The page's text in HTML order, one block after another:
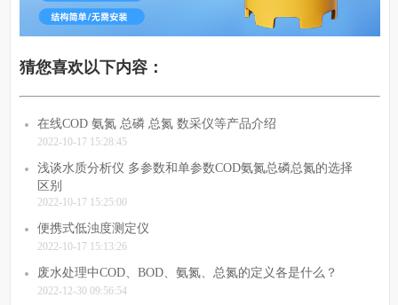
猜您喜欢以下内容：
在线COD 氨氮 总磷 总氮 数采仪等产品介绍
2022-10-17 15:28:45
浅谈水质分析仪 多参数和单参数COD氨氮总磷总氮的选择
区别
2022-10-17 15:25:00
便携式低浊度测定仪
2022-10-17 15:13:26
废水处理中COD、BOD、氨氮、总氮的定义各是什么？
2022-12-30 09:56:54